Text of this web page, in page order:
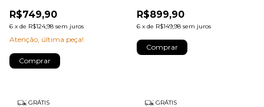
R$749,90
6 x de R$124,98 sem juros
Atenção, última peça!
Comprar
R$899,90
6 x de R$149,98 sem juros
Comprar
GRÁTIS GRÁTIS